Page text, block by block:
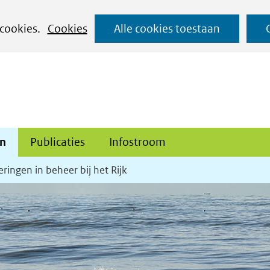
Cookies
Alle cookies toestaan
Ga
naar
Publicaties Infostroom
in beheer bij het Rijk